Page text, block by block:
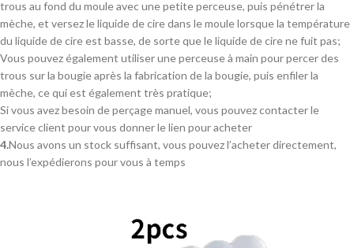
trous au fond du moule avec une petite perceuse, puis pénétrer la
mèche, et versez le liquide de cire dans le moule lorsque la température
du liquide de cire est basse, de sorte que le liquide de cire ne fuit pas;
Vous pouvez également utiliser une perceuse à main pour percer des
trous sur la bougie après la fabrication de la bougie, puis enfiler la
mèche, ce qui est également très pratique;
Si vous avez besoin de perçage manuel, vous pouvez contacter le
service client pour vous donner le lien pour acheter
4.Nous avons un stock suffisant, vous pouvez l’acheter directement,
nous l’expédierons pour vous à temps